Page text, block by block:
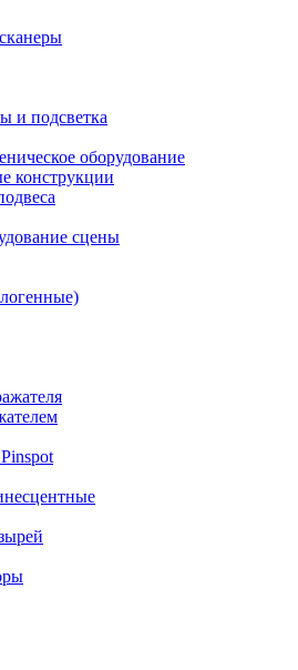
и подсветка
оборудование
конструкции
сцены